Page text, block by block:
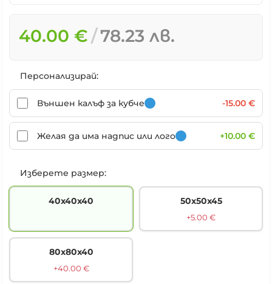
40.00 € 78.23 лв.
Изберете размер:
40х40х40 50х50х45
+5.00 €
80х80х40
+40.00 €
Персонализирай:
Външен калъф за кубче -15.00 €
Желая да има надпис или лого +10.00 €